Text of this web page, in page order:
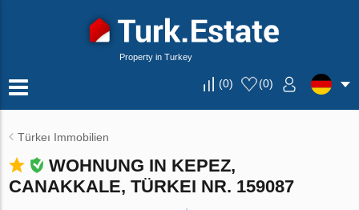
Property in Turkey
(0) (0)
Türkeı Immobilien
WOHNUNG IN KEPEZ,
CANAKKALE, TÜRKEI NR. 159087